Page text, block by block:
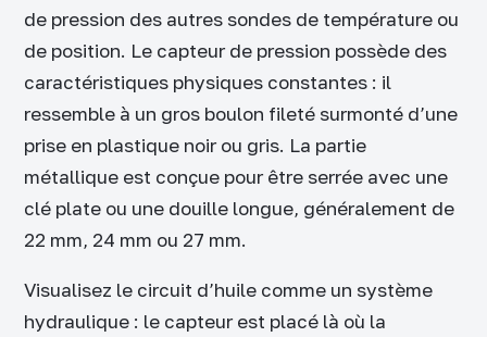
de pression des autres sondes de température ou
de position. Le capteur de pression possède des
caractéristiques physiques constantes : il
ressemble à un gros boulon fileté surmonté d’une
prise en plastique noir ou gris. La partie
métallique est conçue pour être serrée avec une
clé plate ou une douille longue, généralement de
22 mm, 24 mm ou 27 mm.
Visualisez le circuit d’huile comme un système
hydraulique : le capteur est placé là où la